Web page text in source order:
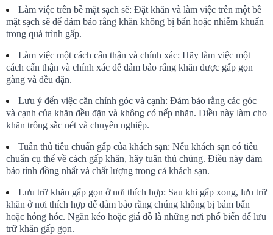
Làm việc trên bề mặt sạch sẽ: Đặt khăn và làm việc trên một bề
mặt sạch sẽ để đảm bảo rằng khăn không bị bẩn hoặc nhiễm khuẩn
trong quá trình gấp.
Làm việc một cách cẩn thận và chính xác: Hãy làm việc một
cách cẩn thận và chính xác để đảm bảo rằng khăn được gấp gọn
gàng và đều đặn.
Lưu ý đến việc căn chỉnh góc và cạnh: Đảm bảo rằng các góc
và cạnh của khăn đều đặn và không có nếp nhăn. Điều này làm cho
khăn trông sắc nét và chuyên nghiệp.
Tuân thủ tiêu chuẩn gấp của khách sạn: Nếu khách sạn có tiêu
chuẩn cụ thể về cách gấp khăn, hãy tuân thủ chúng. Điều này đảm
bảo tính đồng nhất và chất lượng trong cả khách sạn.
Lưu trữ khăn gấp gọn ở nơi thích hợp: Sau khi gấp xong, lưu trữ
khăn ở nơi thích hợp để đảm bảo rằng chúng không bị bám bẩn
hoặc hỏng hóc. Ngăn kéo hoặc giá đồ là những nơi phổ biến để lưu
trữ khăn gấp gọn.